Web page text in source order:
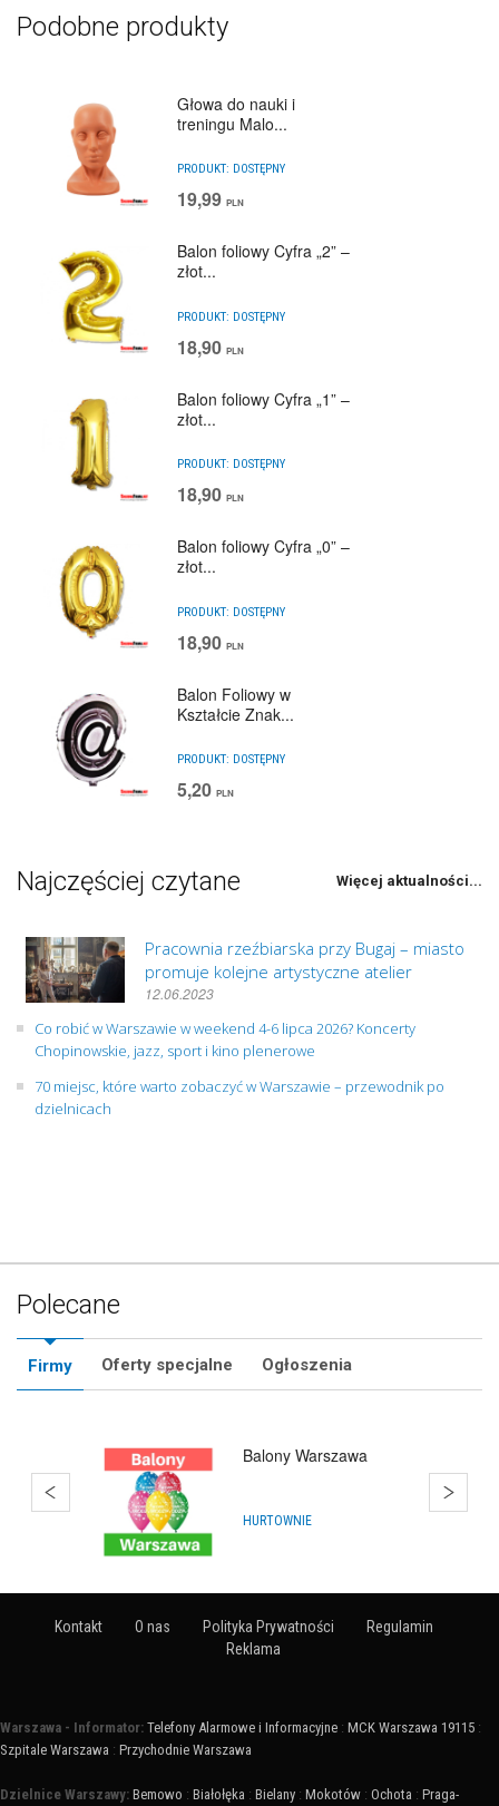
Podobne produkty
Głowa do nauki i
treningu Malo...
PRODUKT: DOSTĘPNY
19,99 PLN
Balon foliowy Cyfra „2” –
złot...
PRODUKT: DOSTĘPNY
18,90 PLN
Balon foliowy Cyfra „1” –
złot...
PRODUKT: DOSTĘPNY
18,90 PLN
Balon foliowy Cyfra „0” –
złot...
PRODUKT: DOSTĘPNY
18,90 PLN
Balon Foliowy w
Kształcie Znak...
PRODUKT: DOSTĘPNY
5,20 PLN
Najczęściej czytane Więcej aktualności...
Pracownia rzeźbiarska przy Bugaj – miasto
promuje kolejne artystyczne atelier
12.06.2023
Co robić w Warszawie w weekend 4-6 lipca 2026? Koncerty
Chopinowskie, jazz, sport i kino plenerowe
70 miejsc, które warto zobaczyć w Warszawie – przewodnik po
dzielnicach
Polecane
Firmy Oferty specjalne Ogłoszenia
Balony Warszawa
HURTOWNIE
Kontakt O nas Polityka Prywatności
Regulamin
Reklama
Warszawa - Informator: Telefony Alarmowe i Informacyjne : MCK Warszawa 19115 :
Szpitale Warszawa : Przychodnie Warszawa
Dzielnice Warszawy: Bemowo : Białołęka : Bielany : Mokotów : Ochota : Praga-